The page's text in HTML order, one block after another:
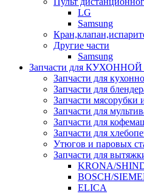
LG
Samsung
Другие части
Samsung
Запчасти для
Запчасти для
Запчасти для
Запчасти мясорубки
Запчасти для
Запчасти для
Запчасти для
Утюгов и паровых
Запчасти для
KRONA/
BOSCH/
ELICA